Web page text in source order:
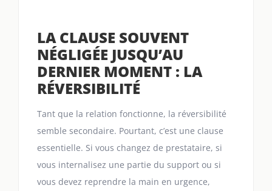
LA CLAUSE SOUVENT
NÉGLIGÉE JUSQU’AU
DERNIER MOMENT : LA
RÉVERSIBILITÉ
Tant que la relation fonctionne, la réversibilité
semble secondaire. Pourtant, c’est une clause
essentielle. Si vous changez de prestataire, si
vous internalisez une partie du support ou si
vous devez reprendre la main en urgence,